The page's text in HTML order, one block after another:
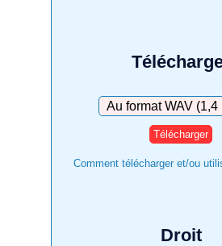
Télécharger
Comment télécharger et/ou
Droit